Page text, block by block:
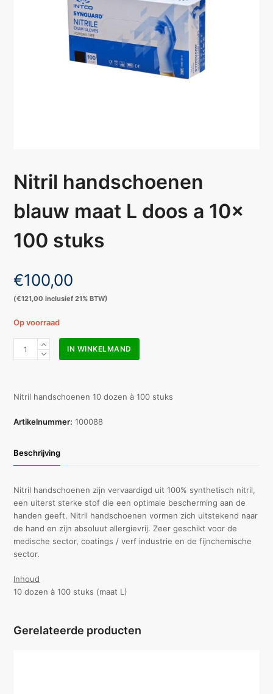
Nitril handschoenen
blauw maat L doos a 10x
100 stuks
€100,00
(€121,00 inclusief 21% BTW)
Op voorraad
handschoenen
L
a
stuks
IN WINKELMAND
Nitril handschoenen 10 dozen à 100 stuks
Artikelnummer: 100088
Beschrijving
Nitril handschoenen zijn vervaardigd uit 100% synthetisch nitril,
een uiterst sterke stof die een optimale bescherming aan de
handen geeft. Nitril handschoenen vormen zich uitstekend naar
de hand en zijn absoluut allergievrij. Zeer geschikt voor de
medische sector, coatings / verf industrie en de fijnchemische
sector.
Inhoud
10 dozen à 100 stuks (maat L)
Gerelateerde producten